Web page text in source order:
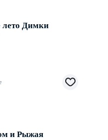
лето Димки
и Рыжая